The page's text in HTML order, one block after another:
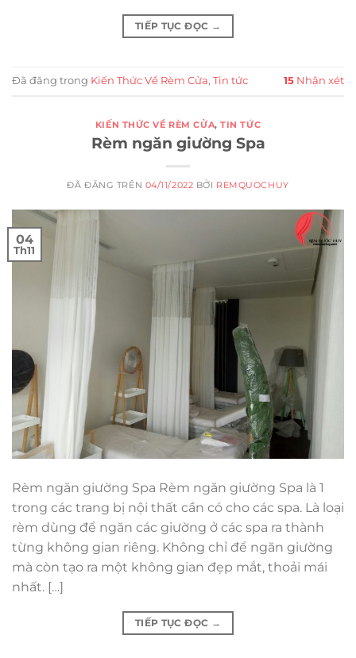
TIẾP TỤC ĐỌC →
Đã đăng trong Kiến Thức Về Rèm Cửa, Tin tức 15 Nhận xét
KIẾN THỨC VỀ RÈM CỬA,TIN TỨC
Rèm ngăn giường Spa
ĐÃ ĐĂNG TRÊN 04/11/2022 BỞI REMQUOCHUY
04
Th11
Rèm ngăn giường Spa Rèm ngăn giường Spa là 1
trong các trang bị nội thất cần có cho các spa. Là loại
rèm dùng để ngăn các giường ở các spa ra thành
từng không gian riêng. Không chỉ để ngăn giường
mà còn tạo ra một không gian đẹp mắt, thoải mái
nhất. […]
TIẾP TỤC ĐỌC →